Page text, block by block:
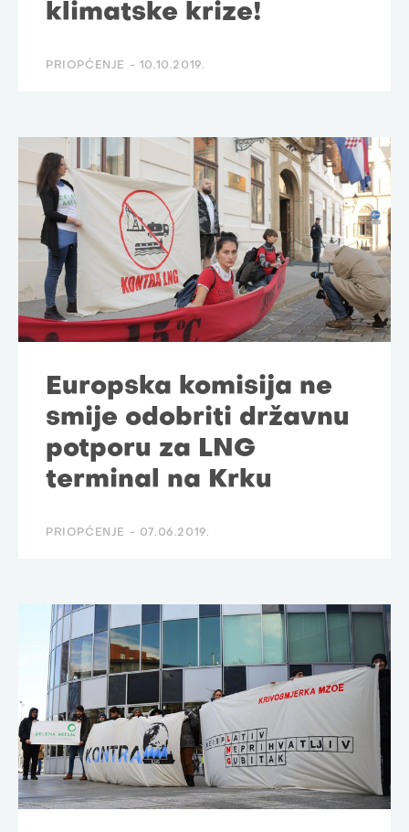
klimatske krize!
PRIOPĆENJE - 10.10.2019.
Europska komisija ne
smije odobriti državnu
potporu za LNG
terminal na Krku
PRIOPĆENJE - 07.06.2019.